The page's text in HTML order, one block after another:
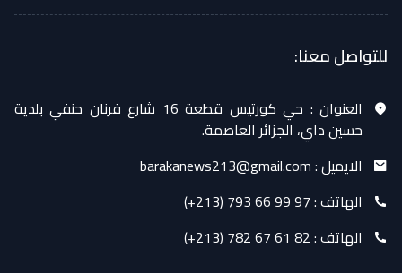
للتواصل معنا:
العنوان :
حي كورتيس قطعة 16 شارع فرنان حنفي بلدية
حسين داي، الجزائر العاصمة.
الايميل :barakanews213@gmail.com
الهاتف :(+213) 793 66 99 97
الهاتف :(+213) 782 67 61 82